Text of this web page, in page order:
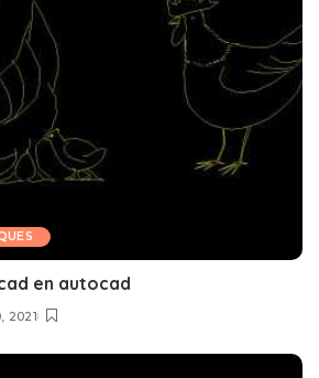
en autocad
2021